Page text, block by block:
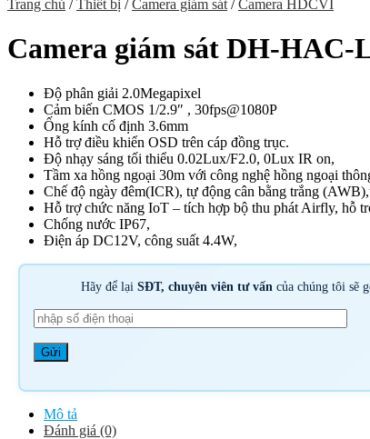
Trang chủ / Thiết bị / Camera giám sát / Camera HDCVI
Camera giám sát DH-HAC-
Độ phân giải 2.0Megapixel
Cảm biến CMOS 1/2.9″ , 30fps@1080P
Ống kính cố định 3.6mm
Hỗ trợ điều khiển OSD trên cáp đồng trục.
Độ nhạy sáng tối thiểu 0.02Lux/F2.0, 0Lux IR on,
Tầm xa hồng ngoại 30m với công nghệ hồng ngoại
Chế độ ngày đêm(ICR), tự động cân bằng trắng
Hỗ trợ chức năng IoT – tích hợp bộ thu phát Airfly, hỗ
Chống nước IP67,
Điện áp DC12V, công suất 4.4W,
Hãy để lạiSĐT, chuyên viên tư vấncủa chúng tôi sẽ
Mô tả
Đánh giá (0)